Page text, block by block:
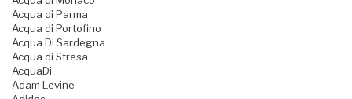
Acqua di Parma
Acqua di Portofino
Acqua Di Sardegna
Acqua di Stresa
AcquaDi
Adam Levine